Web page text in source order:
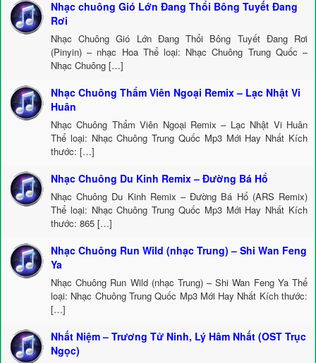
Nhạc chuông Gió Lớn Đang Thổi Bông Tuyết Đang
Rơi
Nhạc Chuông Gió Lớn Đang Thổi Bông Tuyết Đang Rơi
(Pinyin) – nhạc Hoa Thể loại: Nhạc Chuông Trung Quốc –
Nhạc Chuông […]
Nhạc Chuông Thẩm Viên Ngoại Remix – Lạc Nhật Vi
Huân
Nhạc Chuông Thẩm Viên Ngoại Remix – Lạc Nhật Vi Huân
Thể loại: Nhạc Chuông Trung Quốc Mp3 Mới Hay Nhất Kích
thước: […]
Nhạc Chuông Du Kinh Remix – Đường Bá Hổ
Nhạc Chuông Du Kinh Remix – Đường Bá Hổ (ARS Remix)
Thể loại: Nhạc Chuông Trung Quốc Mp3 Mới Hay Nhất Kích
thước: 865 […]
Nhạc Chuông Run Wild (nhạc Trung) – Shi Wan Feng
Ya
Nhạc Chuông Run Wild (nhạc Trung) – Shi Wan Feng Ya Thể
loại: Nhạc Chuông Trung Quốc Mp3 Mới Hay Nhất Kích thước:
[…]
Nhất Niệm – Trương Tử Ninh, Lý Hâm Nhất (OST Trục
Ngọc)